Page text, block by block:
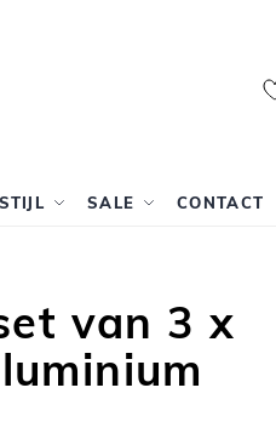
STIJL SALE CONTACT
van 3 x